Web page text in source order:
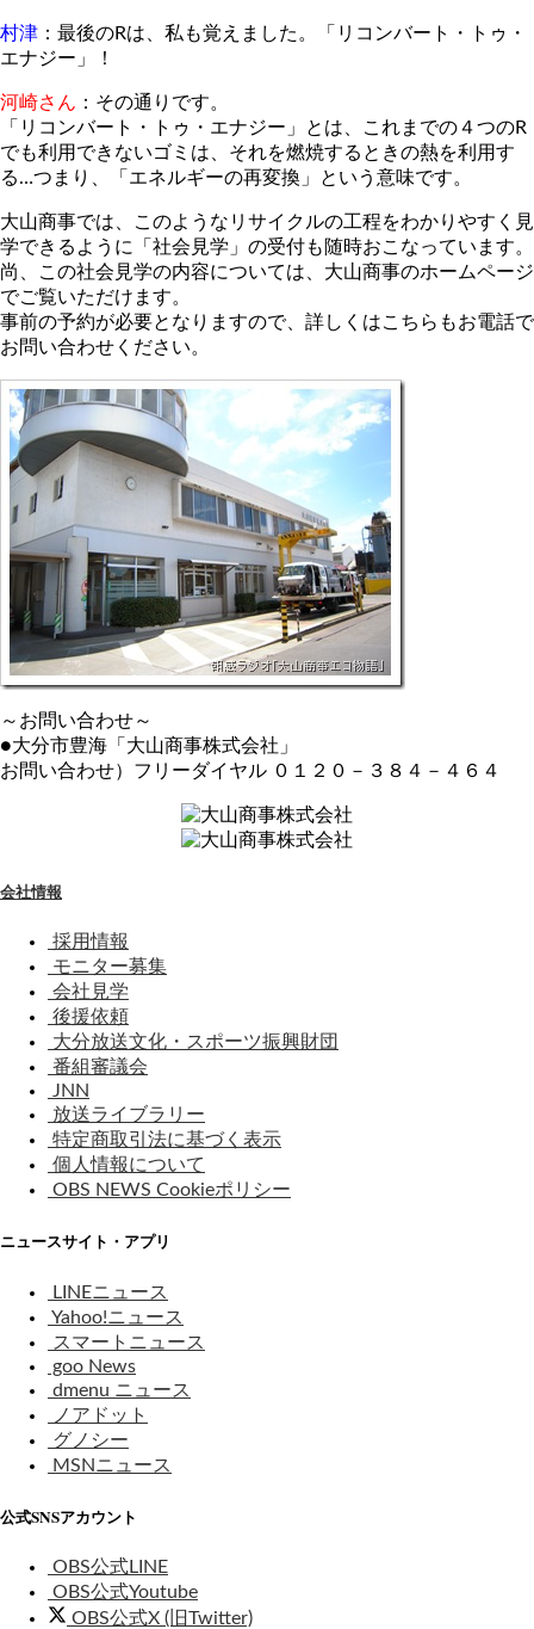
村津 ：最後のRは、私も覚えました。「リコンバート・トゥ・
エナジー」！
河崎さん ：その通りです。
「リコンバート・トゥ・エナジー」とは、これまでの４つのR
でも利用できないゴミは、それを燃焼するときの熱を利用す
る…つまり、「エネルギーの再変換」という意味です。
大山商事では、このようなリサイクルの工程をわかりやすく見
学できるように「社会見学」の受付も随時おこなっています。
尚、この社会見学の内容については、大山商事のホームページ
でご覧いただけます。
事前の予約が必要となりますので、詳しくはこちらもお電話で
お問い合わせください。
～お問い合わせ～
●大分市豊海「大山商事株式会社」
お問い合わせ）フリーダイヤル ０１２０－３８４－４６４
会社情報
採用情報
モニター募集
会社見学
後援依頼
大分放送文化・スポーツ振興財団
番組審議会
JNN
放送ライブラリー
特定商取引法に基づく表示
個人情報について
OBS NEWS Cookieポリシー
ニュースサイト・アプリ
LINEニュース
Yahoo!ニュース
スマートニュース
goo News
dmenu ニュース
ノアドット
グノシー
MSNニュース
公式SNSアカウント
OBS公式LINE
OBS公式Youtube
OBS公式X (旧Twitter)